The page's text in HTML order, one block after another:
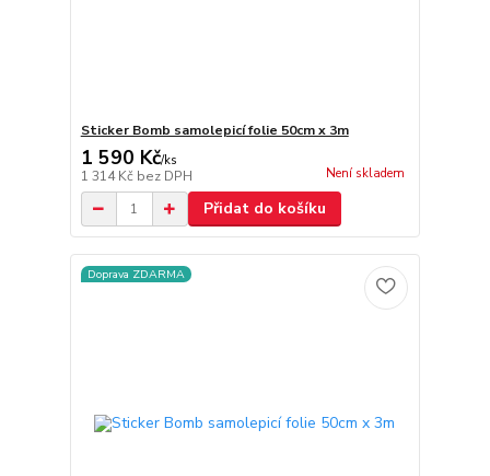
Sticker Bomb samolepicí folie 50cm x 3m
1 590 Kč/ks
1 314 Kč bez DPH Není skladem
Přidat do košíku
Doprava ZDARMA